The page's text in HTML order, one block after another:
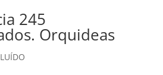
245
Orquideas